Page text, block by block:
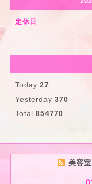
定休日
Today 27
Yesterday 370
Total 854770
美容